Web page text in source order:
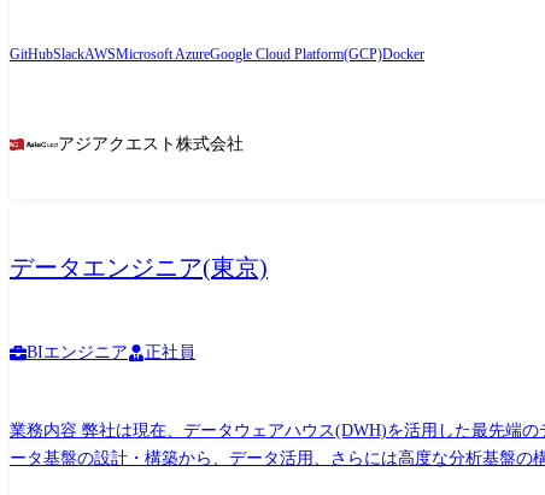
り組んでいます。 特定の業界経験や深い知識は入社時点では必須で
「変更の範囲」とは、将来の配置転換などによって変わり得る就業場
GitHubSlackAWSMicrosoft AzureGoogle Cloud Platform(GCP)Docker
アジアクエスト株式会社
データエンジニア(東京)
BIエンジニア 正社員
業務内容 弊社は現在、データウェアハウス(DWH)を活用した最先端のデータソリューションに注力しており、その戦略の中核を担うデータエンジニアを募集します。DWHを中心としたデ
ータ基盤の設計・構築から、データ活用、さらには高度な分析基盤